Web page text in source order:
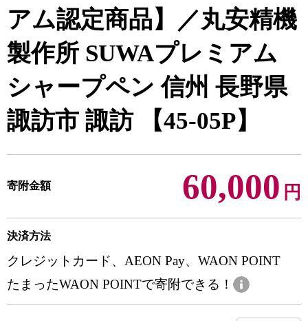
アム認定商品】／丸安精機
製作所 SUWAプレミアム
シャープペン 信州 長野県
諏訪市 諏訪 【45-05P】
寄附金額 60,000 円
決済方法
クレジットカード、AEON Pay、WAON POINT
たまったWAON POINTで寄附できる！